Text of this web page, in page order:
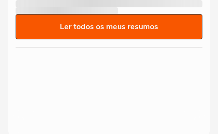
Ler todos os meus resumos